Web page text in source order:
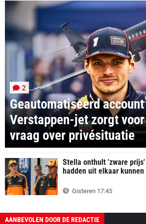
Geautomatiseerd account
Verstappen-jet zorgt
vraag over privésituatie
2
Stella onthult 'zware
hadden uit elkaar kunnen
Gisteren 17:45
AANBEVOLEN DOOR DE REDACTIE